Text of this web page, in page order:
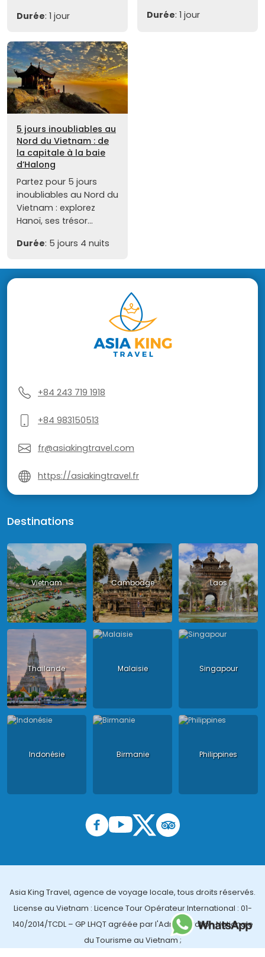
Durée: 1 jour
Durée: 1 jour
5 jours inoubliables au
Nord du Vietnam : de
la capitale à la baie
d’Halong
Partez pour 5 jours
inoubliables au Nord du
Vietnam : explorez
Hanoï, ses trésor...
Durée: 5 jours 4 nuits
+84 243 719 1918
+84 983150513
fr@asiakingtravel.com
https://asiakingtravel.fr
Destinations
Vietnam Cambodge Laos
Thailande Malaisie Singapour
Indonésie Birmanie Philippines
Asia King Travel, agence de voyage locale, tous droits réservés.
License au Vietnam : Licence Tour Opérateur International : 01-
140/2014/TCDL – GP LHQT agréée par l'Administration Nationale
du Tourisme au Vietnam ;